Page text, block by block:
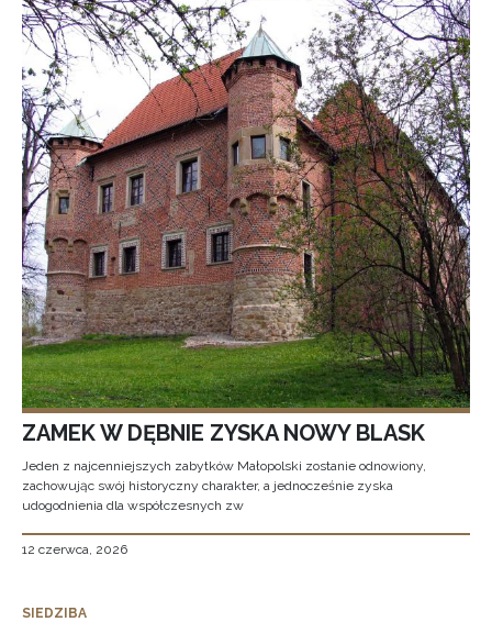
ZAMEK W DĘBNIE ZYSKA NOWY BLASK
Jeden z najcenniejszych zabytków Małopolski zostanie odnowiony,
zachowując swój historyczny charakter, a jednocześnie zyska
udogodnienia dla współczesnych zw
12 czerwca, 2026
SIEDZIBA